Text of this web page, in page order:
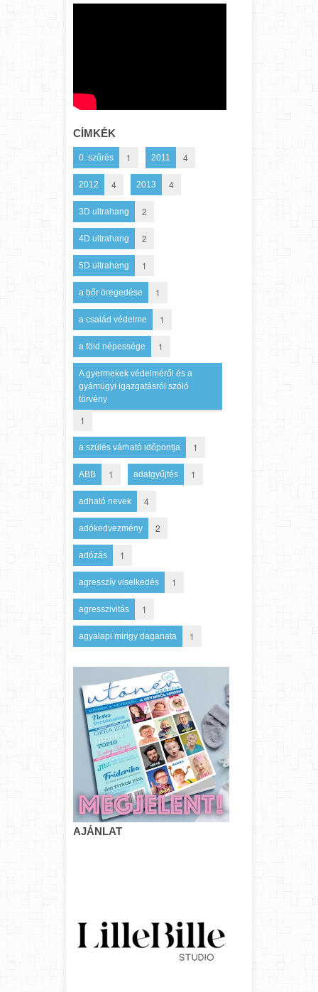
CÍMKÉK
0. szűrés 1 2011 4
2012 4 2013 4
3D ultrahang 2
4D ultrahang 2
5D ultrahang 1
a bőr öregedése 1
a család védelme 1
a föld népessége 1
A gyermekek védelméről és a
gyámügyi igazgatásról szóló
törvény
1
a szülés várható időpontja 1
ABB 1 adatgyűjtés 1
adható nevek 4
adókedvezmény 2
adózás 1
agresszív viselkedés 1
agresszivitás 1
agyalapi mirigy daganata 1
AJÁNLAT